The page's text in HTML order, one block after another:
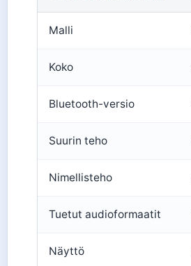
Malli
Koko
Bluetooth-versio
Suurin teho
Nimellisteho
Tuetut audioformaatit
Näyttö